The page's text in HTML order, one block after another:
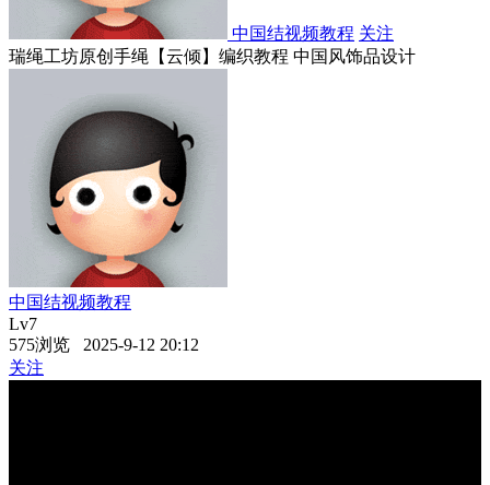
中国结视频教程 关注
瑞绳工坊原创手绳【云倾】编织教程 中国风饰品设计
中国结视频教程
Lv7
575浏览 2025-9-12 20:12
关注